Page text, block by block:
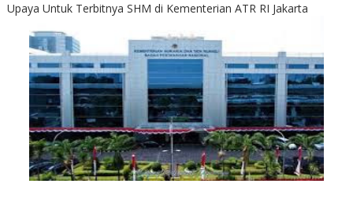
Upaya Untuk Terbitnya SHM di Kementerian ATR RI Jakarta